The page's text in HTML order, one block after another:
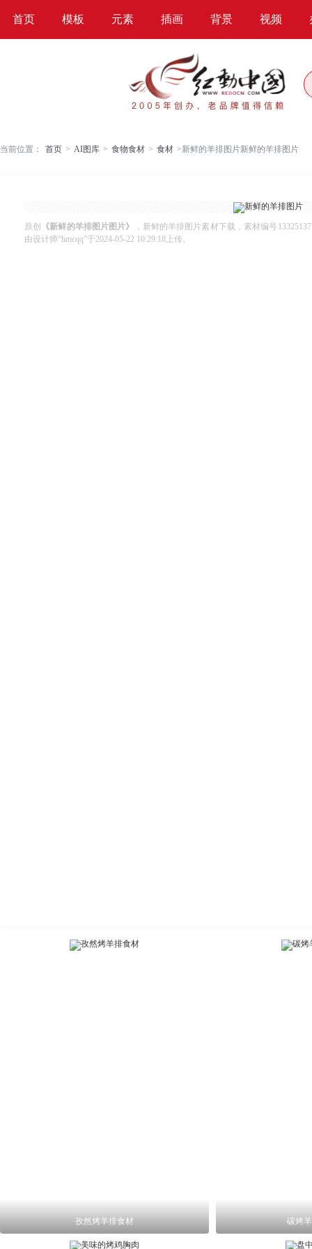
首页 模板 元素 插画 背景 视频
当前位置： 首页 > AI图库 > 食物食材 > 食材 >新鲜的羊排图片新鲜的羊排图片
原创 《新鲜的羊排图片图片》
，新鲜的羊排图片素材下载，素材编号
由设计师“hmcqq”于2024-05-22 10:29:18上传。
孜然烤羊排食材 碳烤